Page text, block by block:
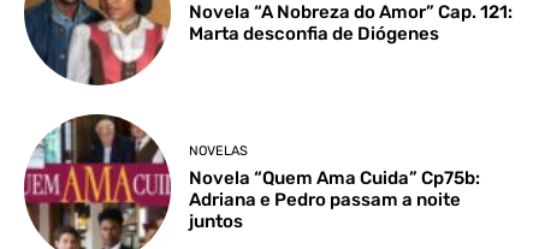
Novela “A Nobreza do Amor” Cap. 121:
Marta desconfia de Diógenes
NOVELAS
Novela “Quem Ama Cuida” Cp75b:
Adriana e Pedro passam a noite
juntos